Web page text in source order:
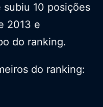
10 posições
2013 e
do ranking.
do ranking: